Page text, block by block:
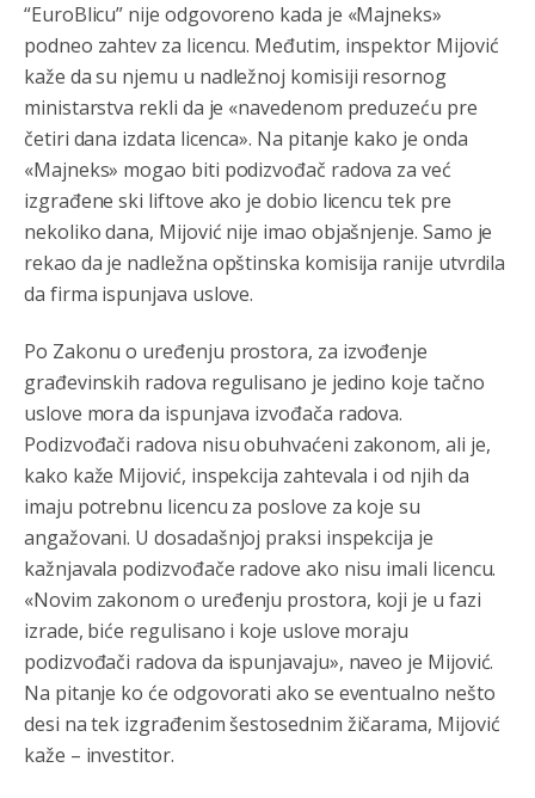
“EuroBlicu” nije odgovoreno kada je «Majneks»
podneo zahtev za licencu. Međutim, inspektor Mijović
kaže da su njemu u nadležnoj komisiji resornog
ministarstva rekli da je «navedenom preduzeću pre
četiri dana izdata licenca». Na pitanje kako je onda
«Majneks» mogao biti podizvođač radova za već
izgrađene ski liftove ako je dobio licencu tek pre
nekoliko dana, Mijović nije imao objašnjenje. Samo je
rekao da je nadležna opštinska komisija ranije utvrdila
da firma ispunjava uslove.
Po Zakonu o uređenju prostora, za izvođenje
građevinskih radova regulisano je jedino koje tačno
uslove mora da ispunjava izvođača radova.
Podizvođači radova nisu obuhvaćeni zakonom, ali je,
kako kaže Mijović, inspekcija zahtevala i od njih da
imaju potrebnu licencu za poslove za koje su
angažovani. U dosadašnjoj praksi inspekcija je
kažnjavala podizvođače radove ako nisu imali licencu.
«Novim zakonom o uređenju prostora, koji je u fazi
izrade, biće regulisano i koje uslove moraju
podizvođači radova da ispunjavaju», naveo je Mijović.
Na pitanje ko će odgovorati ako se eventualno nešto
desi na tek izgrađenim šestosednim žičarama, Mijović
kaže – investitor.
Анонимно2806773 8/6/2026 6:56
АМЕРИКАНЦИ ДО КРАЈА ГОДИНЕ ОДЛАЗЕ СА
Анонимно2806773 8/6/2026
Затвара се и база Бондстил, у којој је лета 1999.
године било чак 7.000 војника.
Анонимно2806773 8/6/2026 7:01
Косово више није у моди, Амери се селе у Иран.
Анонимно2806773 8/6/2026 7:05
Војска Србије се враћа на Косово и Метохију.
Анонимно2806721 8/6/2026 7:23
Promjeni dilera
Анонимно2807323